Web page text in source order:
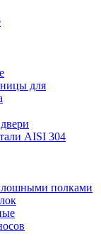
для
AISI 304
полками